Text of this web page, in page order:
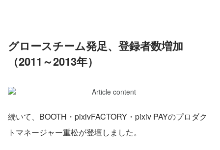
グロースチーム発足、登録者数増加
（2011～2013年）
続いて、BOOTH・pixivFACTORY・pixiv PAYのプロダク
トマネージャー重松が登壇しました。